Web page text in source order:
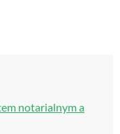
notarialnym a